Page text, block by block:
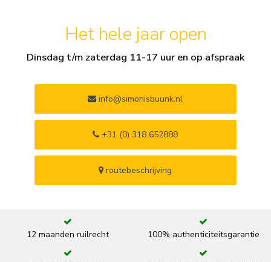
Het hele jaar open
Dinsdag t/m zaterdag 11-17 uur en op afspraak
info@simonisbuunk.nl
+31 (0) 318 652888
routebeschrijving
12 maanden ruilrecht 100% authenticiteitsgarantie